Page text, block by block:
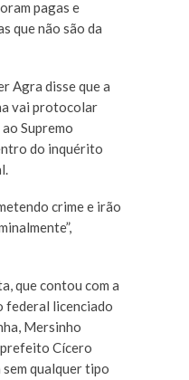
pagas e
que não são da
Agra disse que a
vai protocolar
Supremo
do inquérito
crime e irão
que contou com a
federal licenciado
Mersinho
prefeito Cícero
qualquer tipo